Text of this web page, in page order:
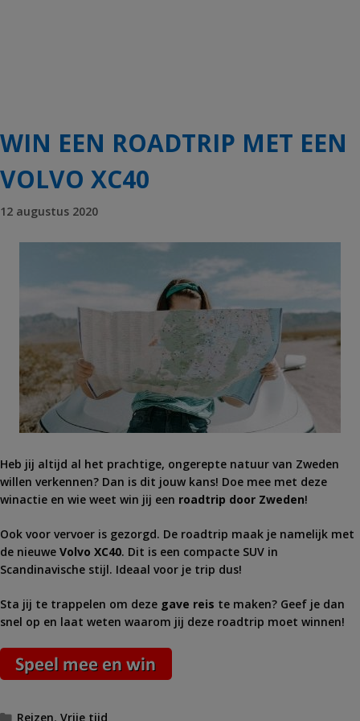
WIN EEN ROADTRIP MET EEN
VOLVO XC40
12 augustus 2020
Heb jij altijd al het prachtige, ongerepte natuur van Zweden
willen verkennen? Dan is dit jouw kans! Doe mee met deze
winactie en wie weet win jij een roadtrip door Zweden!
Ook voor vervoer is gezorgd. De roadtrip maak je namelijk met
de nieuwe Volvo XC40. Dit is een compacte SUV in
Scandinavische stijl. Ideaal voor je trip dus!
Sta jij te trappelen om deze gave reis te maken? Geef je dan
snel op en laat weten waarom jij deze roadtrip moet winnen!
Categorieën
Reizen,Vrije tijd